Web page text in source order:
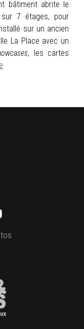
bâtiment abrite le
7 étages, pour
sur un ancien
La Place avec un
, les cartes